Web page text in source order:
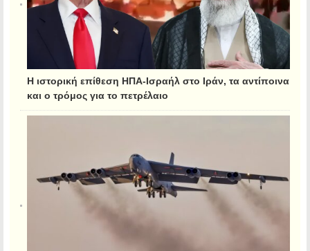
Η ιστορική επίθεση ΗΠΑ-Ισραήλ στο Ιράν, τα αντίποινα
και ο τρόμος για το πετρέλαιο